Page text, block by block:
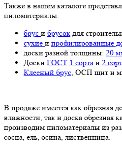
Также в нашем каталоге
пиломатериалы:
брус и брусок для
сухие и профилированные
доски разной толщины: 20
Доски ГОСТ 1 сорта и 2
Клееный брус , ОСП щит и
В продаже имеется как обрезная
влажности, так и доска
производим пиломатериалы из
сосна, ель, осина, лиственница.